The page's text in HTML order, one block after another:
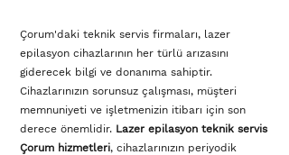
Çorum'daki teknik servis firmaları, lazer
epilasyon cihazlarının her türlü arızasını
giderecek bilgi ve donanıma sahiptir.
Cihazlarınızın sorunsuz çalışması, müşteri
memnuniyeti ve işletmenizin itibarı için son
derece önemlidir. Lazer epilasyon teknik servis
Çorum hizmetleri, cihazlarınızın periyodik